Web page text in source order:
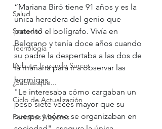
Salud
Sociedad
Tecnología
Debate Trazando Surcos
¿Sabías que...
Ciclo de Actualización
Personas Mayores
“Mariana Biró tiene 91 años y es la
única heredera del genio que
patentó el bolígrafo. Vivía en
Belgrano y tenía doce años cuando
su padre la despertaba a las dos de
la mañana para ir a observar las
hormigas.
"Le interesaba cómo cargaban un
peso siete veces mayor que su
cuerpo y cómo se organizaban en